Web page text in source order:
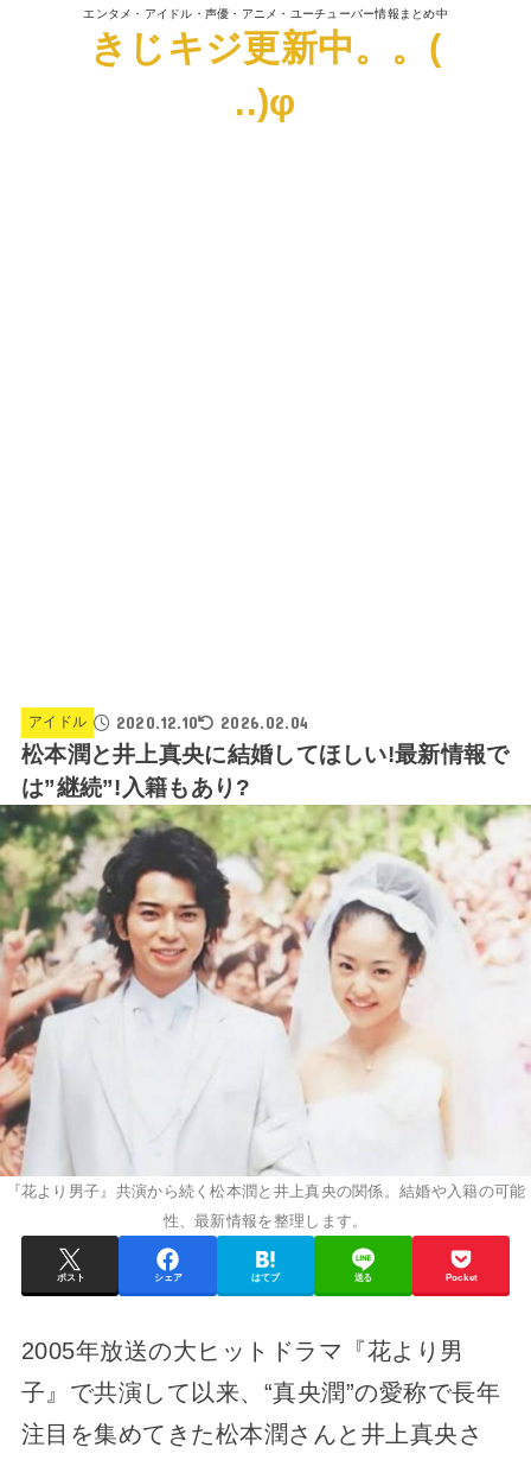
エンタメ・アイドル・声優・アニメ・ユーチューバー情報まとめ中
きじキジ更新中。。(
..)φ
アイドル 2020.12.10 2026.02.04
松本潤と井上真央に結婚してほしい!最新情報で
は”継続”!入籍もあり?
『花より男子』共演から続く松本潤と井上真央の関係。結婚や入籍の可能
性、最新情報を整理します。
ポスト シェア はてブ 送る Pocket
2005年放送の大ヒットドラマ『花より男
子』で共演して以来、“真央潤”の愛称で長年
注目を集めてきた松本潤さんと井上真央さ